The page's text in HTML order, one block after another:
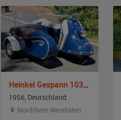
Heinkel Gespann 103 A0-Steib RS1
1956, Deutschland
Nordrhein-Westfalen